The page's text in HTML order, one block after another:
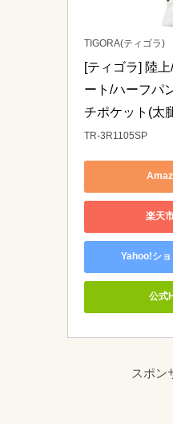
TIGORA(ティゴラ)
[ティゴラ] 陸
ート/ハーフパ
チポケット(太
TR-3R1105SP
楽天
Yahoo!シ
公式
スポン